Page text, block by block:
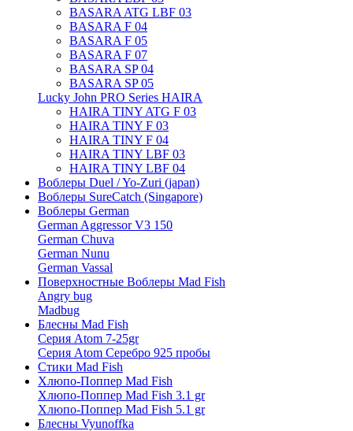
BASARA ATG LBF 03
BASARA F 04
BASARA F 05
BASARA F 07
BASARA SP 04
BASARA SP 05
Lucky John PRO Series HAIRA
HAIRA TINY ATG F 03
HAIRA TINY F 03
HAIRA TINY F 04
HAIRA TINY LBF 03
HAIRA TINY LBF 04
Воблеры Duel / Yo-Zuri (japan)
Воблеры SureCatch (Singapore)
Воблеры German
German Aggressor V3 150
German Chuva
German Nunu
German Vassal
Поверхностные Воблеры Mad Fish
Angry bug
Madbug
Блесны Mad Fish
Серия Atom 7-25gr
Серия Atom Серебро 925 пробы
Стики Mad Fish
Хлюпо-Поппер Mad Fish
Хлюпо-Поппер Mad Fish 3.1 gr
Хлюпо-Поппер Mad Fish 5.1 gr
Блесны Vyunoffka